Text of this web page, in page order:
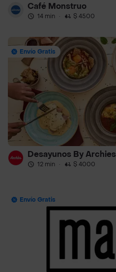
Café Monstruo
14 min · $ 4500
Envío Gratis
Desayunos By Archies
12 min · $ 4000
Envío Gratis